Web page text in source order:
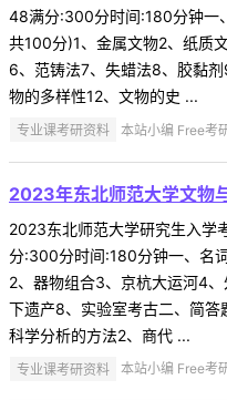
48满分:300分时间:180分钟一
共100分)1、金属文物2、纸质
6、范铸法7、失蜡法8、胶黏
物的多样性12、文物的史 ...
专业课考研资料 本站小编 Free
2023年东北师范大学文物
2023东北师范大学研究生入学
分:300分时间:180分钟一、名
2、器物组合3、京杭大运河4
下遗产8、实验室考古二、简
科学分析的方法2、商代 ...
专业课考研资料 本站小编 Free